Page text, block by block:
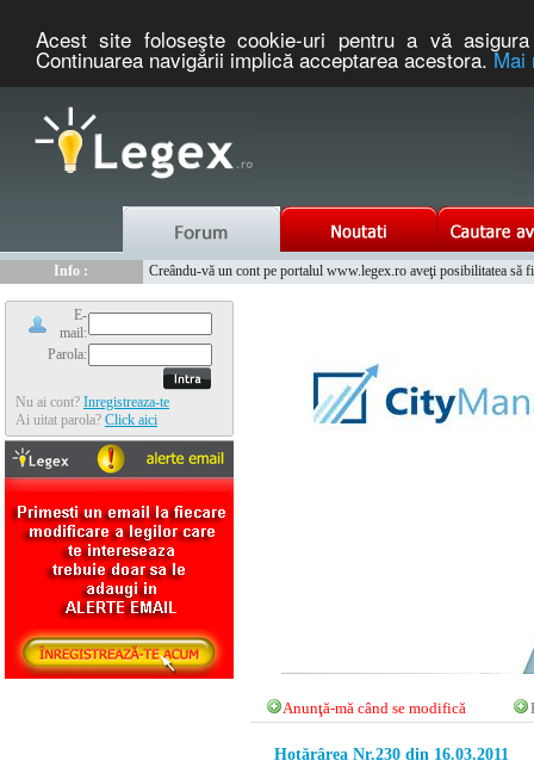
Acest site foloseşte cookie-uri pentru a vă
Continuarea navigării implică acceptarea acestora.Mai
Info :
Creându-vă un cont pe portalul www.legex.ro aveţi posibilitatea
Info :
www.tntauto.ro - Managementul Integrat al Parcului Auto
E-
mail:
Parola:
Nu ai cont? Inregistreaza-te
Ai uitat parola? Click aici
Anunţă-mă când se modifică
Hotărârea Nr.230 din 16.03.2011